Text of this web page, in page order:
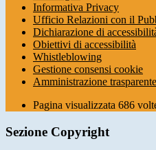
Informativa Privacy
Ufficio Relazioni con il
Dichiarazione di
Obiettivi di accessibilità
Whistleblowing
Gestione consensi cookie
Amministrazione trasparente
Pagina visualizzata 686
Sezione Copyright